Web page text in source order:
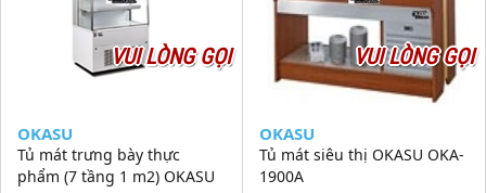
VUI LÒNG GỌI
OKASU
Tủ mát trưng bày thực
phẩm (7 tầng 1 m2) OKASU
VUI LÒNG GỌI
OKASU
Tủ mát siêu thị OKASU OKA-
1900A